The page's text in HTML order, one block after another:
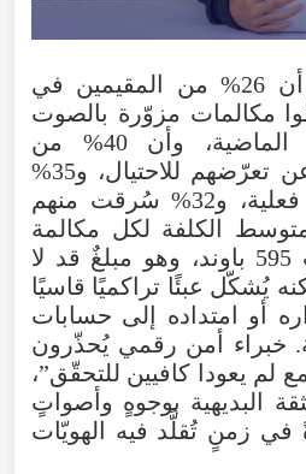
بياناتٌ حديثة تُظهر أن 26% من المقيمين في
مكالمات مزوّرة بالصوت
خلال الأشهر الـ12 الماضية، وأن 40% من
المستهدَفين أبلغوا عن تعرّضهم للاحتيال، و35%
تكبّدوا خسائر مالية فعلية، و32% سُرقت منهم
الكلفة لكل مكالمة
احتيالية ناجحة قارب 595 باوند، وهو مبلغٌ قد لا
يُشكّل عبئًا تراكميًا قاسيًا
أو امتداده إلى حسابات
خبراء أمن رقمي يُحذّرون
لم يعودا كافيين للتحقّق”،
البديهية بوجوهٍ وأصواتٍ
في زمنٍ تُقلَّد فيه الهويّات